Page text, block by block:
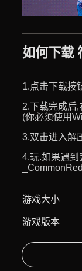
如何下载
1.点击下载按
2.下载完成后,
(你必须使用
3.双击进入解
4.玩.如果遇
游戏大小
游戏版本